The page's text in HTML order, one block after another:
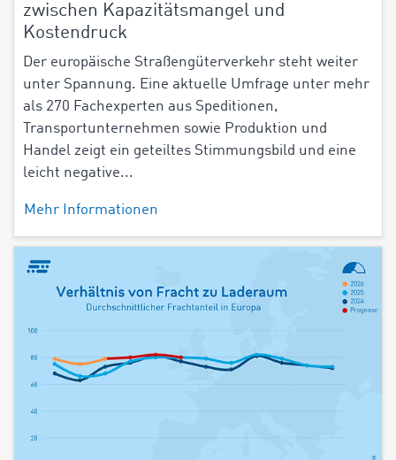
zwischen Kapazitätsmangel und
Kostendruck
Der europäische Straßengüterverkehr steht weiter
unter Spannung. Eine aktuelle Umfrage unter mehr
als 270 Fachexperten aus Speditionen,
Transportunternehmen sowie Produktion und
Handel zeigt ein geteiltes Stimmungsbild und eine
leicht negative...
Mehr Informationen